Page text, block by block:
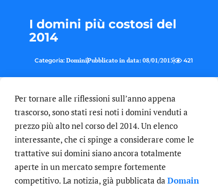
I domini più costosi del
2014
Categoria: DominiPubblicato in data: 08/01/2015 421
Per tornare alle riflessioni sull’anno appena
trascorso, sono stati resi noti i domini venduti a
prezzo più alto nel corso del 2014. Un elenco
interessante, che ci spinge a considerare come le
trattative sui domini siano ancora totalmente
aperte in un mercato sempre fortemente
competitivo. La notizia, già pubblicata da Domain